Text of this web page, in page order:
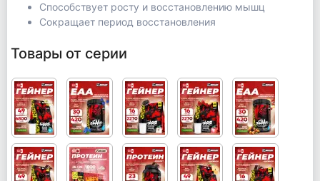
Способствует росту и восстановлению мышц
Сокращает период восстановления
Товары от серии